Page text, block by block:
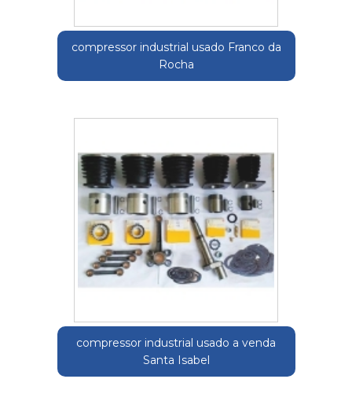
compressor industrial usado Franco da
Rocha
compressor industrial usado a venda
Santa Isabel